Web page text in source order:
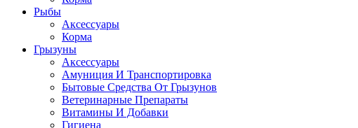
Рыбы
Аксессуары
Корма
Грызуны
Аксессуары
Амуниция И Транспортировка
Бытовые Средства От Грызунов
Ветеринарные Препараты
Витамины И Добавки
Гигиена